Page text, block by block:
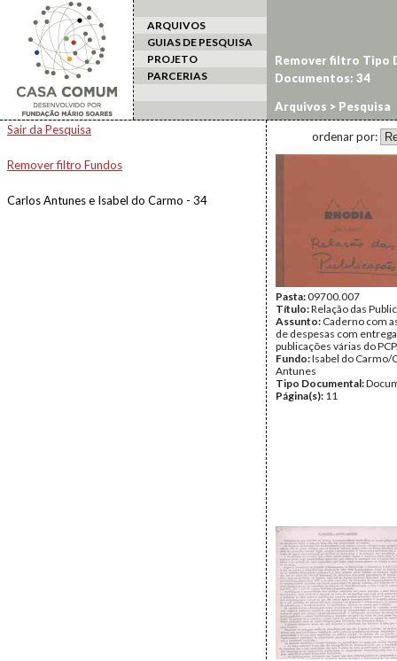
ARQUIVOS
GUIAS DE PESQUISA
PROJETO
PARCERIAS
Arquivos > Pesquisa
Sair da Pesquisa
Remover filtro Fundos
Carlos Antunes e Isabel do Carmo - 34
Remover filtro Tipo
Documentos: 34
ordenar por:
Pasta:09700.007
Título:Relação das
Assunto: Caderno com
de despesas com
publicações várias do
Fundo:Isabel do Carmo/
Antunes
Tipo Documental:
Página(s): 11